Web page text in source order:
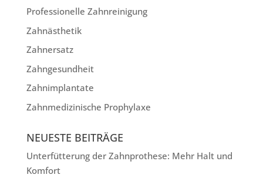
Professionelle Zahnreinigung
Zahnästhetik
Zahnersatz
Zahngesundheit
Zahnimplantate
Zahnmedizinische Prophylaxe
NEUESTE BEITRÄGE
Unterfütterung der Zahnprothese: Mehr Halt und
Komfort